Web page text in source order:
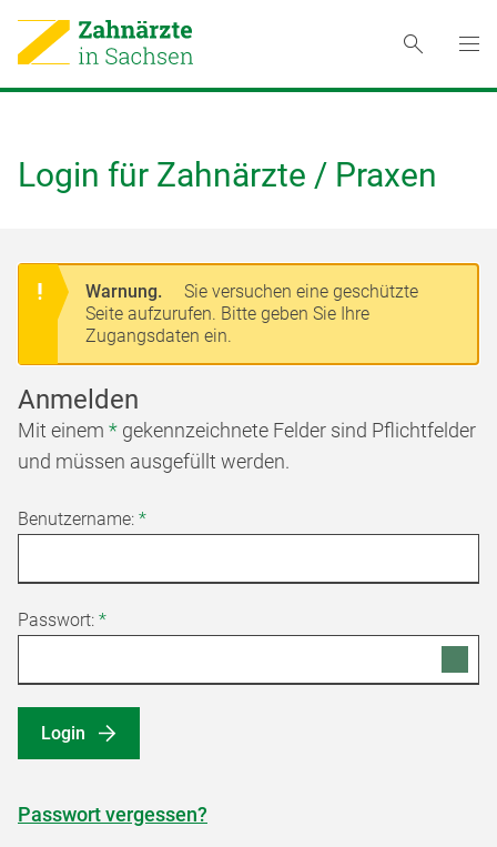
Login für Zahnärzte / Praxen
Warnung.
Sie versuchen eine geschützte
Seite aufzurufen. Bitte geben Sie Ihre
Zugangsdaten ein.
Anmelden
Mit einem * gekennzeichnete Felder sind Pflichtfelder
und müssen ausgefüllt werden.
Benutzername: *
Passwort: *
Login
Passwort vergessen?